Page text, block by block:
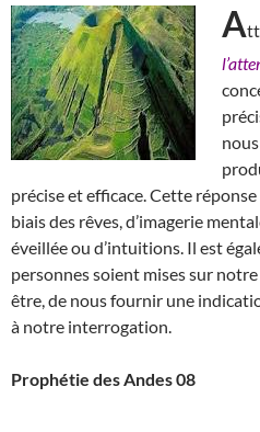
A
précise et efficace. Cette
biais des rêves, d’imagerie
éveillée ou d’intuitions. Il est
personnes soient mises sur
être, de nous fournir une
à notre interrogation.
Prophétie des Andes 08